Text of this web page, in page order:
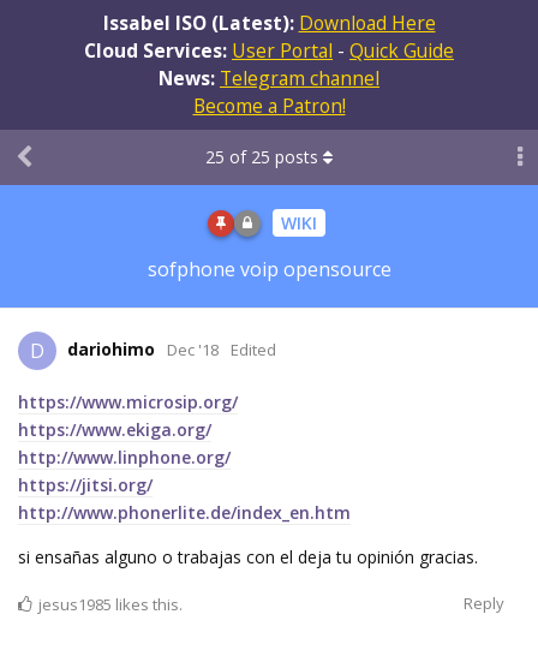
Issabel ISO (Latest): Download Here
Cloud Services: User Portal - Quick Guide
News: Telegram channel
Become a Patron!
WIKI
sofphone voip opensource
25 of 25 posts
D dariohimo Dec '18 Edited
https://www.microsip.org/
https://www.ekiga.org/
http://www.linphone.org/
https://jitsi.org/
http://www.phonerlite.de/index_en.htm
si ensañas alguno o trabajas con el deja tu opinión gracias.
Reply
jesus1985 likes this.